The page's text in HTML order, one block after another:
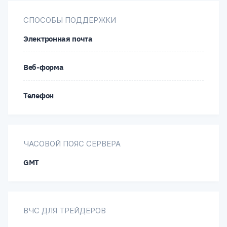
USD/NOK USD/PLN
USD/SGD USD/TRY USD/ZAR
XLM/USD XRP/USD YCC/USD
СПОСОБЫ ПОДДЕРЖКИ
Электронная почта
Веб-форма
Телефон
ЧАСОВОЙ ПОЯС СЕРВЕРА
GMT
ВЧС ДЛЯ ТРЕЙДЕРОВ